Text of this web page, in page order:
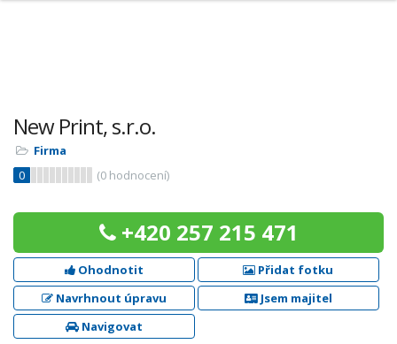
New Print, s.r.o.
Firma
0
(0 hodnocení)
+420 257 215 471
Ohodnotit
Přidat fotku
Navrhnout úpravu
Jsem majitel
Navigovat